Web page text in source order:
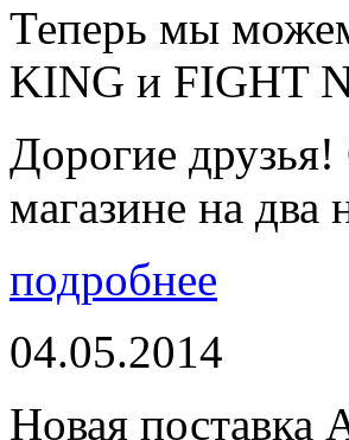
Теперь мы
KING и FIGHT
Дорогие
магазине на
подробнее
04.05.2014
Новая поставка